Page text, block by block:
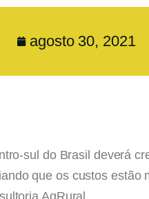
agosto 30, 2021
sul do Brasil deverá
que os custos
AgRural.